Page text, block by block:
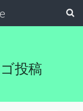
投稿